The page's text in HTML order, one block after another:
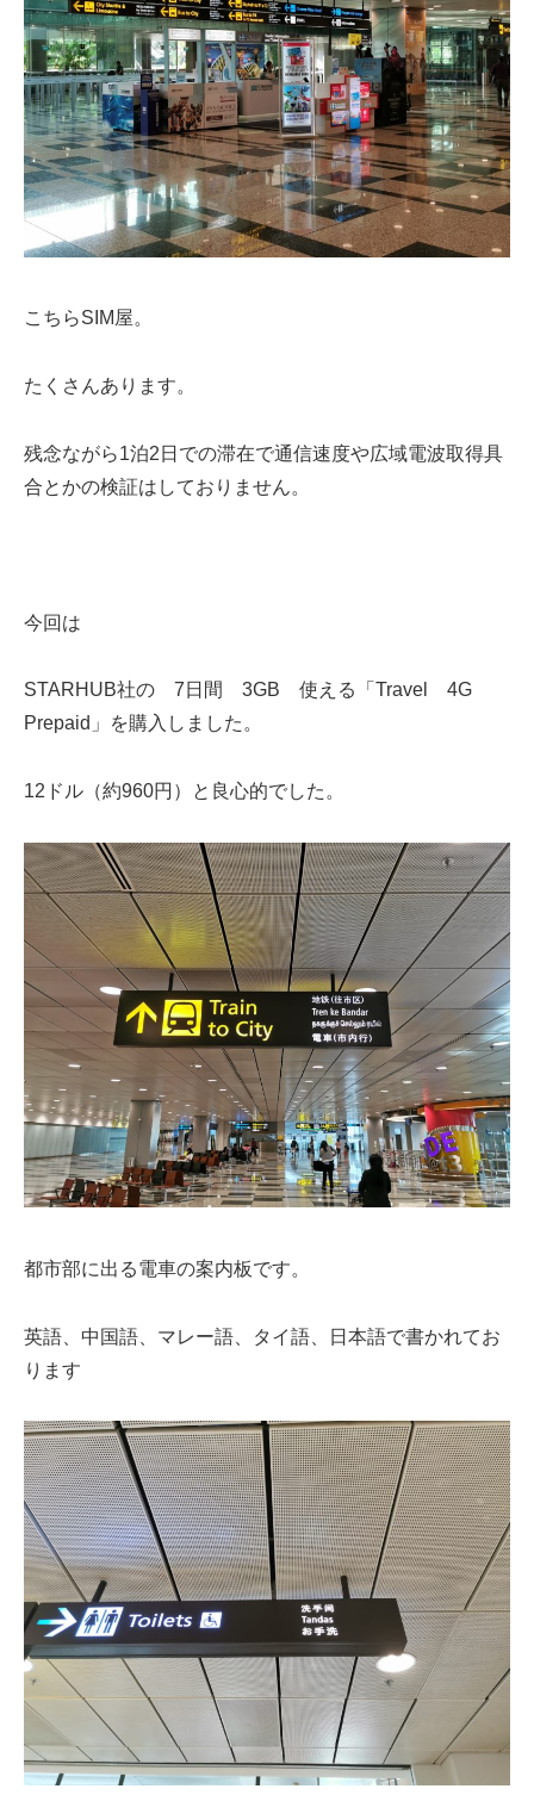
こちらSIM屋。
たくさんあります。
残念ながら1泊2日での滞在で通信速度や広域電波取得具
合とかの検証はしておりません。
今回は
STARHUB社の 7日間 3GB 使える「Travel 4G
Prepaid」を購入しました。
12ドル（約960円）と良心的でした。
都市部に出る電車の案内板です。
英語、中国語、マレー語、タイ語、日本語で書かれてお
ります